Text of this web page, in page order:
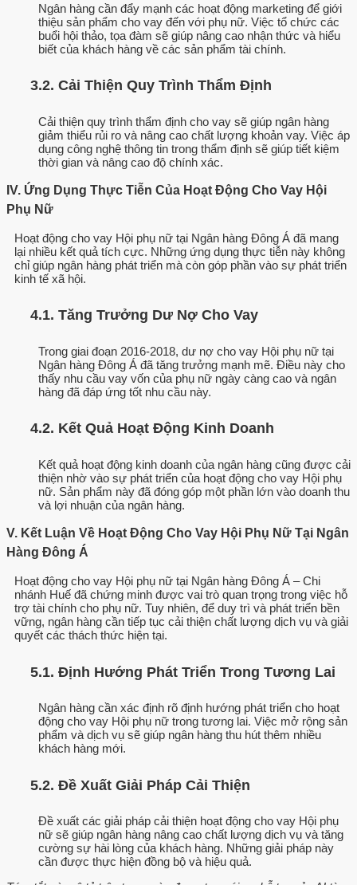
Ngân hàng cần đẩy mạnh các hoạt động marketing để giới
thiệu sản phẩm cho vay đến với phụ nữ. Việc tổ chức các
buổi hội thảo, tọa đàm sẽ giúp nâng cao nhận thức và hiểu
biết của khách hàng về các sản phẩm tài chính.
3.2. Cải Thiện Quy Trình Thẩm Định
Cải thiện quy trình thẩm định cho vay sẽ giúp ngân hàng
giảm thiểu rủi ro và nâng cao chất lượng khoản vay. Việc áp
dụng công nghệ thông tin trong thẩm định sẽ giúp tiết kiệm
thời gian và nâng cao độ chính xác.
IV. Ứng Dụng Thực Tiễn Của Hoạt Động Cho Vay Hội
Phụ Nữ
Hoạt động cho vay Hội phụ nữ tại Ngân hàng Đông Á đã mang
lại nhiều kết quả tích cực. Những ứng dụng thực tiễn này không
chỉ giúp ngân hàng phát triển mà còn góp phần vào sự phát triển
kinh tế xã hội.
4.1. Tăng Trưởng Dư Nợ Cho Vay
Trong giai đoạn 2016-2018, dư nợ cho vay Hội phụ nữ tại
Ngân hàng Đông Á đã tăng trưởng mạnh mẽ. Điều này cho
thấy nhu cầu vay vốn của phụ nữ ngày càng cao và ngân
hàng đã đáp ứng tốt nhu cầu này.
4.2. Kết Quả Hoạt Động Kinh Doanh
Kết quả hoạt động kinh doanh của ngân hàng cũng được cải
thiện nhờ vào sự phát triển của hoạt động cho vay Hội phụ
nữ. Sản phẩm này đã đóng góp một phần lớn vào doanh thu
và lợi nhuận của ngân hàng.
V. Kết Luận Về Hoạt Động Cho Vay Hội Phụ Nữ Tại Ngân
Hàng Đông Á
Hoạt động cho vay Hội phụ nữ tại Ngân hàng Đông Á – Chi
nhánh Huế đã chứng minh được vai trò quan trọng trong việc hỗ
trợ tài chính cho phụ nữ. Tuy nhiên, để duy trì và phát triển bền
vững, ngân hàng cần tiếp tục cải thiện chất lượng dịch vụ và giải
quyết các thách thức hiện tại.
5.1. Định Hướng Phát Triển Trong Tương Lai
Ngân hàng cần xác định rõ định hướng phát triển cho hoạt
động cho vay Hội phụ nữ trong tương lai. Việc mở rộng sản
phẩm và dịch vụ sẽ giúp ngân hàng thu hút thêm nhiều
khách hàng mới.
5.2. Đề Xuất Giải Pháp Cải Thiện
Đề xuất các giải pháp cải thiện hoạt động cho vay Hội phụ
nữ sẽ giúp ngân hàng nâng cao chất lượng dịch vụ và tăng
cường sự hài lòng của khách hàng. Những giải pháp này
cần được thực hiện đồng bộ và hiệu quả.